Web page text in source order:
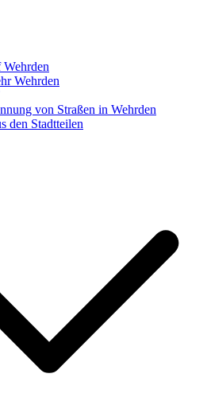
Wehrden
von Straßen in Wehrden
den Stadtteilen